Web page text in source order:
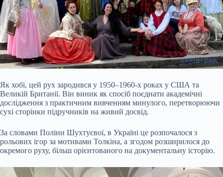
Як хобі, цей рух зародився у 1950–1960-х роках у США та
Великій Британії. Він виник як спосіб поєднати академічні
дослідження з практичним вивченням минулого, перетворюючи
сухі сторінки підручників на живий досвід.
За словами Поліни Шухтуєвої, в Україні це розпочалося з
рольових ігор за мотивами Толкіна, а згодом розширилося до
окремого руху, більш орієнтованого на документальну історію.